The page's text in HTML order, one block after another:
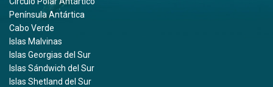
Península Antártica
Cabo Verde
Islas Malvinas
Islas Georgias del Sur
Islas Sándwich del Sur
Islas Shetland del Sur